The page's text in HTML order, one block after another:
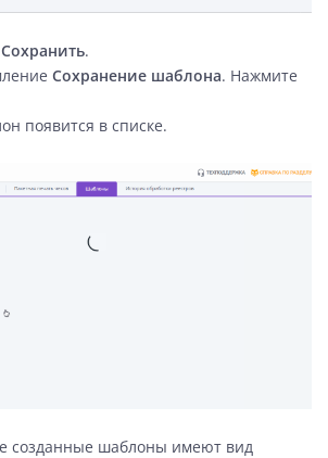
Сохранить.
Сохранение шаблона. Нажмите
появится в списке.
созданные шаблоны имеют вид